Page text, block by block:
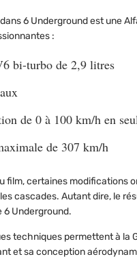
6 Underground est une
:
bi-turbo de 2,9 litres
de 0 à 100 km/h en
de 307 km/h
film, certaines modifications
cascades. Autant dire, le
6 Underground.
techniques permettent à la
et sa conception